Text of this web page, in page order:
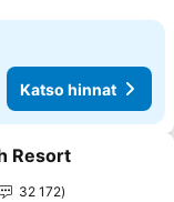
Katso hinnat
Resort
32 172